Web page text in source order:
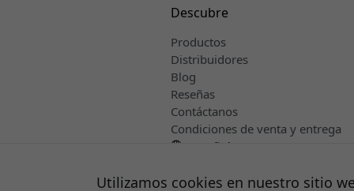
Descubre
Productos
Distribuidores
Blog
Reseñas
Contáctanos
Condiciones de venta y entrega
Español
Utilizamos cookies en nuestro sitio